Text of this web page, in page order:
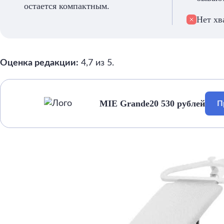
остается компактным.
Нет
Оценка редакции: 4,7 из 5.
MIE Grande20 530 рублей